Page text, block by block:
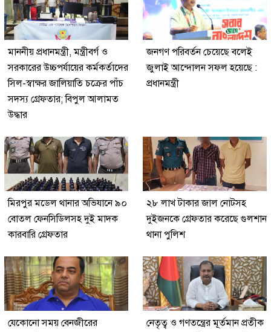
মাননীয় প্রধানমন্ত্রী, মন্ত্রীবর্গ ও
সরকারের উচ্চপর্যায়ের কর্মকর্তাদের
সিল-স্বাক্ষর জালিয়াতি চক্রের পাঁচ
সদস্য গ্রেফতার; বিপুল আলামত
উদ্ধার
জনগণ পরিবর্তন চেয়েছে বলেই
জুলাই আন্দোলন সফল হয়েছে :
প্রধানমন্ত্রী
মিরপুর মডেল থানার অভিযানে ৯০
বোতল ফেনসিডিলসহ দুই মাদক
কারবারি গ্রেফতার
২৮ লাখ টাকার জাল নোটসহ
দুইজনকে গ্রেফতার করেছে গুলশান
থানা পুলিশ
যেকোনো সময় বেনজীরের
নেতৃত্ব ও গণতন্ত্রের মূর্তমান প্রতীক